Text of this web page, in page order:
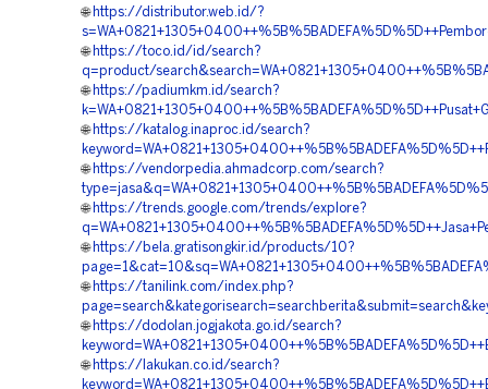
🌐 https://distributor.web.id/?
🌐 https://toco.id/id/search?
q=product/
🌐 https://padiumkm.id/search?
🌐 https://katalog.inaproc.id/search?
🌐 https://vendorpedia.ahmadcorp.com/search?
🌐 https://trends.google.com/trends/explore?
🌐 https://bela.gratisongkir.id/products/10?
🌐 https://tanilink.com/index.php?
🌐 https://dodolan.jogjakota.go.id/search?
🌐 https://lakukan.co.id/search?